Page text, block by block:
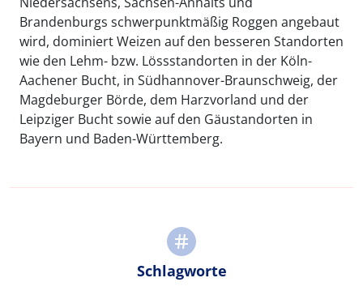
Brandenburgs schwerpunktmäßig Roggen angebaut
wird, dominiert Weizen auf den besseren Standorten
wie den Lehm- bzw. Lössstandorten in der Köln-
Aachener Bucht, in Südhannover-Braunschweig, der
Magdeburger Börde, dem Harzvorland und der
Leipziger Bucht sowie auf den Gäustandorten in
Bayern und Baden-Württemberg.
Schlagworte